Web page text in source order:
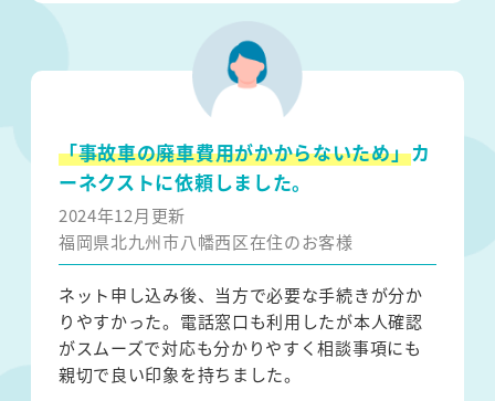
「事故車の廃車費用がかからないため」カ
ーネクストに依頼しました。
2024年12月更新
福岡県北九州市八幡西区在住のお客様
ネット申し込み後、当方で必要な手続きが分か
りやすかった。電話窓口も利用したが本人確認
がスムーズで対応も分かりやすく相談事項にも
親切で良い印象を持ちました。